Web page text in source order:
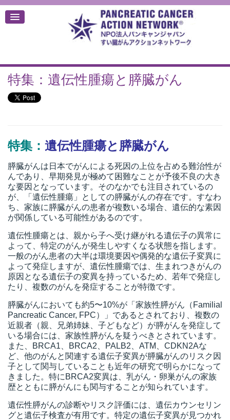
特集：遺伝性腫瘍と膵臓がん
特集： 遺伝性腫瘍と膵臓がん
膵臓がんは日本でがんによる死因の上位を占める難治性が
んであり、早期発見が極めて困難なことが予後不良の大き
な要因となっています。そのなかでも注目されているの
が、「遺伝性腫瘍」としての膵臓がんの存在です。すなわ
ち、家族に膵臓がんの患者が複数いる場合、遺伝的な素因
が関係している可能性があるのです。
遺伝性腫瘍とは、親から子へ受け継がれる遺伝子の異常に
よって、特定のがんが発生しやすくなる状態を指します。
一般のがん患者の大半は環境要因や偶発的な遺伝子変異に
よって発症しますが、遺伝性腫瘍では、生まれつきがんの
原因となる遺伝子の変異を持っているため、若年で発症し
たり、複数のがんを発症することが特徴です。
膵臓がんにおいても約5〜10%が「家族性膵がん（Familial
Pancreatic Cancer, FPC）」であるとされており、複数の
近親者（親、兄弟姉妹、子どもなど）が膵がんを発症して
いる場合には、家族性膵がんを疑うべきとされています。
また、BRCA1、BRCA2、PALB2、ATM、CDKN2Aな
ど、他のがんと関連する遺伝子変異が膵臓がんのリスク因
子として関与していることも近年の研究で明らかになって
きました。特にBRCA2変異は、乳がん・卵巣がんの家族
歴とともに膵がんにも関与することが知られています。
遺伝性膵がんの診断やリスク評価には、遺伝カウンセリン
グと遺伝子検査が有用です。特定の遺伝子変異が見つかれ